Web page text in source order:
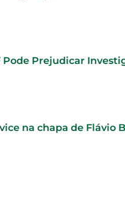
Prejudicar
na chapa de Flávio